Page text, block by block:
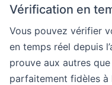
Vérification en
Vous pouvez vérifier
en temps réel depuis
prouve aux autres
parfaitement fidèles à